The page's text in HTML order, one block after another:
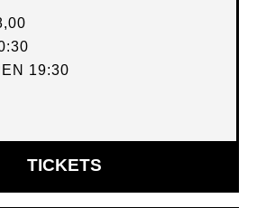
19:30
TICKETSOPENT
IN